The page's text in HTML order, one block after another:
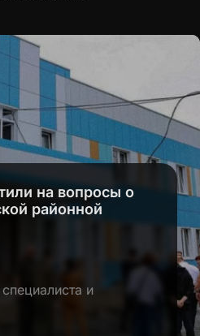
на вопросы о
районной
и